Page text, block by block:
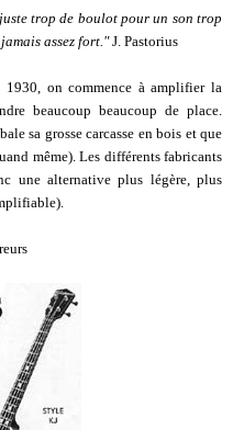
trop de boulot pour un son trop
assez fort."J. Pastorius
1930, on commence à amplifier la
beaucoup beaucoup de place.
sa grosse carcasse en bois et que
même). Les différents fabricants
une alternative plus légère, plus